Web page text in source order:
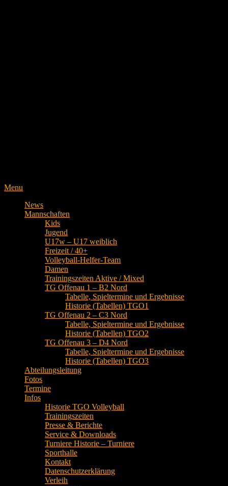
Menu
News
Mannschaften
Kids
Jugend
U17w – U17 weiblich
Freizeit / 40+
Volleyball-Helfer-Team
Damen
Trainingszeiten Aktive / Mixed
TG Offenau 1 – B2 Nord
Tabelle, Spieltermine und Ergebnisse
Historie (Tabellen) TGO1
TG Offenau 2 – C3 Nord
Tabelle, Spieltermine und Ergebnisse
Historie (Tabellen) TGO2
TG Offenau 3 – D4 Nord
Tabelle, Spieltermine und Ergebnisse
Historie (Tabellen) TGO3
Abteilungsleitung
Fotos
Termine
Infos
Historie TGO Volleyball
Trainingszeiten
Presse & Berichte
Service & Downloads
Turniere Historie – Turniere
Sporthalle
Kontakt
Datenschutzerklärung
Verleih